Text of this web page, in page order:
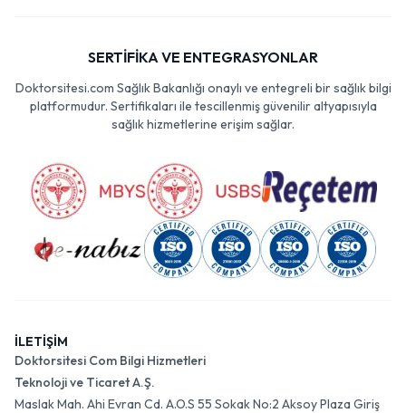
SERTİFİKA VE ENTEGRASYONLAR
Doktorsitesi.com Sağlık Bakanlığı onaylı ve entegreli bir sağlık bilgi
platformudur. Sertifikaları ile tescillenmiş güvenilir altyapısıyla
sağlık hizmetlerine erişim sağlar.
İLETİŞİM
Doktorsitesi Com Bilgi Hizmetleri
Teknoloji ve Ticaret A.Ş.
Maslak Mah. Ahi Evran Cd. A.O.S 55 Sokak No:2 Aksoy Plaza Giriş